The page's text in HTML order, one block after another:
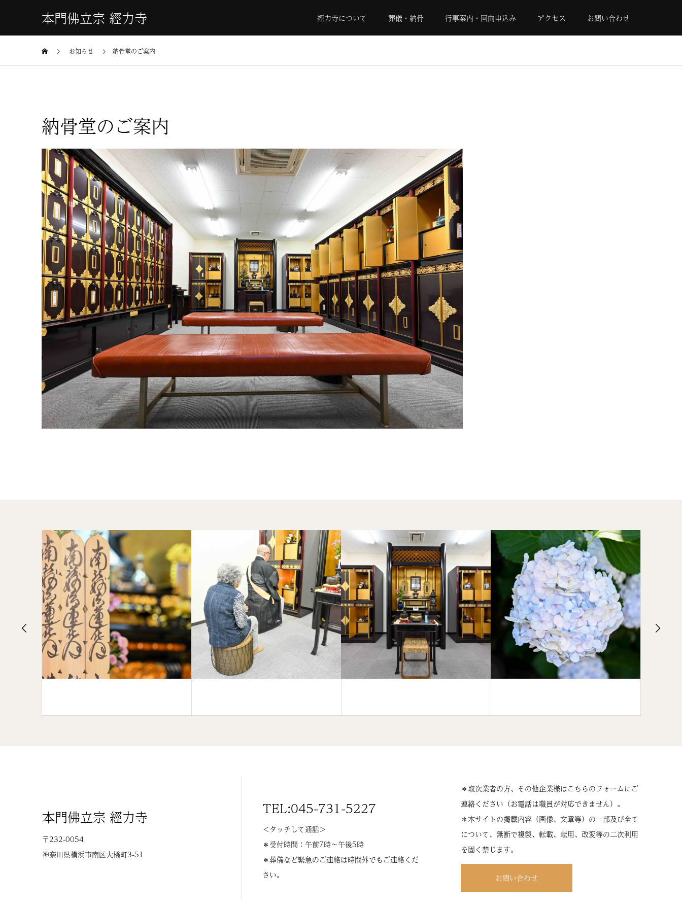
本門佛立宗 經力寺 經力寺について 葬儀・納骨 行事案内・回向申込み アクセス お問い合わせ
お知らせ 納骨堂のご案内
納骨堂のご案内
本門佛立宗 經力寺
〒232-0054
神奈川県横浜市南区大橋町3-51
TEL:045-731-5227
＜タッチして通話＞
＊受付時間：午前7時〜午後5時
＊葬儀など緊急のご連絡は時間外でもご連絡くだ
さい。
＊取次業者の方、その他企業様はこちらのフォームにご
連絡ください（お電話は職員が対応できません）。
＊本サイトの掲載内容（画像、文章等）の一部及び全て
について、無断で複製、転載、転用、改変等の二次利用
を固く禁じます。
お問い合わせ